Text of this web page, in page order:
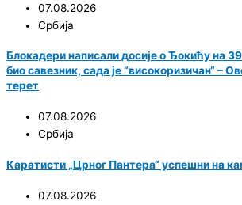
07.08.2026
Србија
Блокадери написали досије о Ђокићу на
био савезник, сада је “високоризичан“ –
терет
07.08.2026
Србија
Каратисти „Црног Пантера“ успешни на
07.08.2026